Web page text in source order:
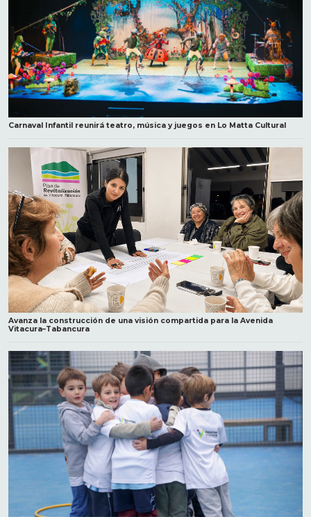
Carnaval Infantil reunirá teatro, música y juegos en Lo Matta Cultural
Avanza la construcción de una visión compartida para la Avenida
Vitacura–Tabancura